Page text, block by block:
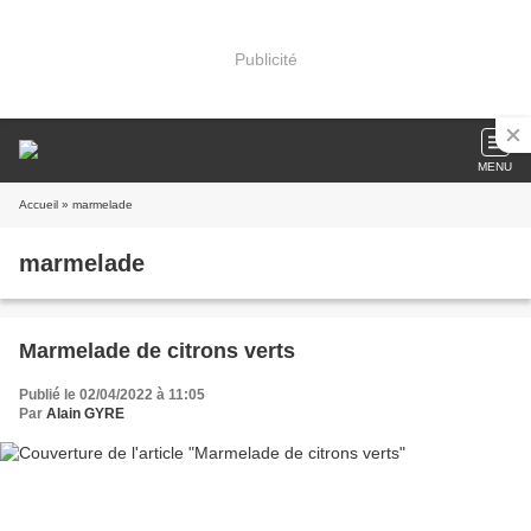
Publicité
MENU
Accueil » marmelade
marmelade
Marmelade de citrons verts
Publié le 02/04/2022 à 11:05
Par Alain GYRE